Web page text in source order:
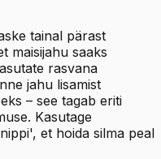
tainal pärast
maisijahu saaks
rasvana
jahu lisamist
– see tagab eriti
Kasutage
et hoida silma peal